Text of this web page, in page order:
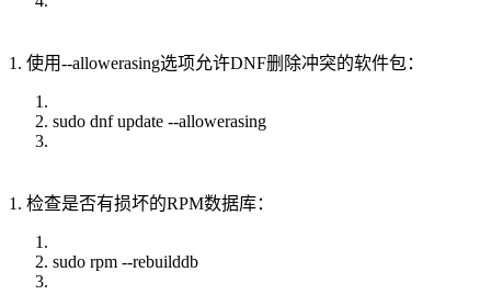
1. 使用--allowerasing选项允许DNF删除冲突的软件包：
sudo dnf update --allowerasing
1. 检查是否有损坏的RPM数据库：
sudo rpm --rebuilddb